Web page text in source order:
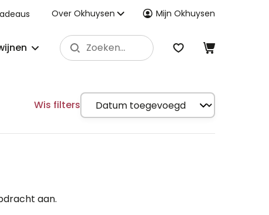
Over Okhuysen Mijn Okhuysen
Wis filters
aan.